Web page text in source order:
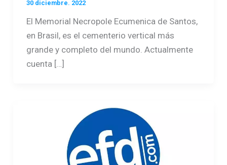
30 diciembre. 2022
El Memorial Necropole Ecumenica de Santos,
en Brasil, es el cementerio vertical más
grande y completo del mundo. Actualmente
cuenta […]